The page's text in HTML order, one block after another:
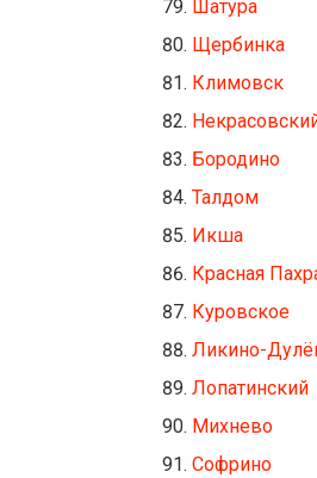
Шатура
Щербинка
Климовск
Бородино
Талдом
Икша
Красная
Куровское
Ликино-
Лопатинский
Михнево
Софрино